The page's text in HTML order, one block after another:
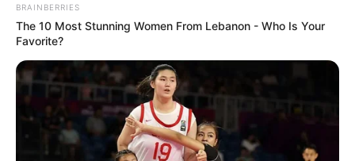
BRAINBERRIES
The 10 Most Stunning Women From Lebanon - Who Is Your
Favorite?